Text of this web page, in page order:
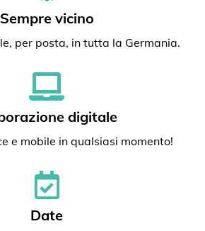
Sempre vicino
per posta, in tutta la Germania.
digitale
e mobile in qualsiasi momento!
Date